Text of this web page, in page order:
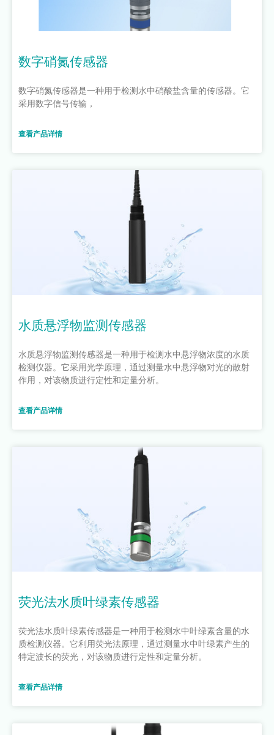
数字硝氮传感器
数字硝氮传感器是一种用于检测水中硝酸盐含量的传感器。它
采用数字信号传输，
查看产品详情
水质悬浮物监测传感器
水质悬浮物监测传感器是一种用于检测水中悬浮物浓度的水质
检测仪器。它采用光学原理，通过测量水中悬浮物对光的散射
作用，对该物质进行定性和定量分析。
查看产品详情
荧光法水质叶绿素传感器
荧光法水质叶绿素传感器是一种用于检测水中叶绿素含量的水
质检测仪器。它利用荧光法原理，通过测量水中叶绿素产生的
特定波长的荧光，对该物质进行定性和定量分析。
查看产品详情